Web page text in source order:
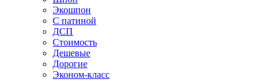
Экошпон
С патиной
ДСП
Стоимость
Дешевые
Дорогие
Эконом-класс